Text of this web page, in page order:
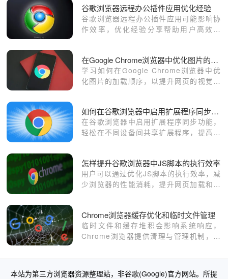
谷歌浏览器远程办公插件应用优化经验
谷歌浏览器远程办公插件应用可能影响协
作效率，优化经验分享帮助用户高效使
在Google Chrome浏览器中优化图片的加载顺序
学习如何在Google Chrome浏览器中优
化图片的加载顺序，以提升网页的视觉效
如何在谷歌浏览器中启用扩展程序同步不同设备共享
在谷歌浏览器中启用扩展程序同步功能，
轻松在不同设备间共享扩展程序，提高工
怎样提升谷歌浏览器中JS脚本的执行效率
用户可以通过优化JS脚本的执行效率，减
少浏览器的性能消耗，提升网页加载和交
Chrome浏览器缓存优化和临时文件管理
临时文件和缓存堆积会影响系统响应，
Chrome浏览器提供清理与管理机制，帮
本站为第三方浏览器资源整理站，非谷歌(Google)官方网站。所提